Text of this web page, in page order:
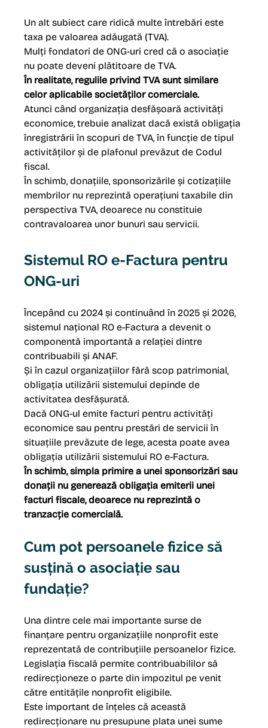
Un alt subiect care ridică multe întrebări este
taxa pe valoarea adăugată (TVA).
Mulți fondatori de ONG-uri cred că o asociație
nu poate deveni plătitoare de TVA.
În realitate, regulile privind TVA sunt similare
celor aplicabile societăților comerciale.
Atunci când organizația desfășoară activități
economice, trebuie analizat dacă există obligația
înregistrării în scopuri de TVA, în funcție de tipul
activităților și de plafonul prevăzut de Codul
fiscal.
În schimb, donațiile, sponsorizările și cotizațiile
membrilor nu reprezintă operațiuni taxabile din
perspectiva TVA, deoarece nu constituie
contravaloarea unor bunuri sau servicii.
Sistemul RO e-Factura pentru
ONG-uri
Începând cu 2024 și continuând în 2025 și 2026,
sistemul național RO e-Factura a devenit o
componentă importantă a relației dintre
contribuabili și ANAF.
Și în cazul organizațiilor fără scop patrimonial,
obligația utilizării sistemului depinde de
activitatea desfășurată.
Dacă ONG-ul emite facturi pentru activități
economice sau pentru prestări de servicii în
situațiile prevăzute de lege, acesta poate avea
obligația utilizării sistemului RO e-Factura.
În schimb, simpla primire a unei sponsorizări sau
donații nu generează obligația emiterii unei
facturi fiscale, deoarece nu reprezintă o
tranzacție comercială.
Cum pot persoanele fizice să
susțină o asociație sau
fundație?
Una dintre cele mai importante surse de
finanțare pentru organizațiile nonprofit este
reprezentată de contribuțiile persoanelor fizice.
Legislația fiscală permite contribuabililor să
redirecționeze o parte din impozitul pe venit
către entitățile nonprofit eligibile.
Este important de înțeles că această
redirecționare nu presupune plata unei sume